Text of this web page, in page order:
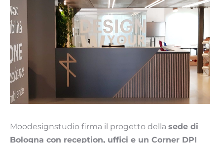
Moodesignstudio firma il progetto della sede di
Bologna con reception, uffici e un Corner DPI